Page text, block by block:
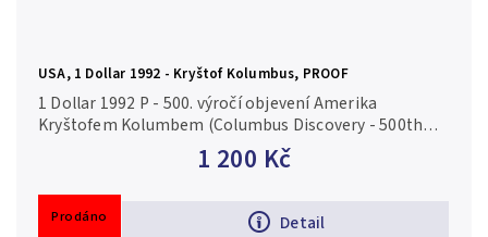
USA, 1 Dollar 1992 - Kryštof Kolumbus, PROOF
1 200 Kč
Detail
1 Dollar 1992 P - 500. výročí objevení Amerika
Kryštofem Kolumbem (Columbus Discovery - 500th
Annyversary), KM. 238 Ag 0,900, 38,1 mm (26,73 g),
Prodáno